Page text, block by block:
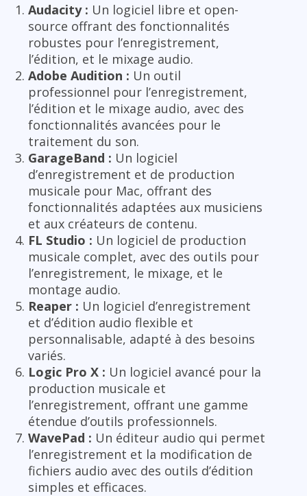
Audacity : Un logiciel libre et open-
source offrant des fonctionnalités
robustes pour l’enregistrement,
l’édition, et le mixage audio.
Adobe Audition : Un outil
professionnel pour l’enregistrement,
l’édition et le mixage audio, avec des
fonctionnalités avancées pour le
traitement du son.
GarageBand : Un logiciel
d’enregistrement et de production
musicale pour Mac, offrant des
fonctionnalités adaptées aux musiciens
et aux créateurs de contenu.
FL Studio : Un logiciel de production
musicale complet, avec des outils pour
l’enregistrement, le mixage, et le
montage audio.
Reaper : Un logiciel d’enregistrement
et d’édition audio flexible et
personnalisable, adapté à des besoins
variés.
Logic Pro X : Un logiciel avancé pour la
production musicale et
l’enregistrement, offrant une gamme
étendue d’outils professionnels.
WavePad : Un éditeur audio qui permet
l’enregistrement et la modification de
fichiers audio avec des outils d’édition
simples et efficaces.